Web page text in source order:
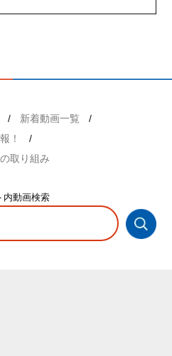
新着動画一覧
！
取り組み
内動画検索